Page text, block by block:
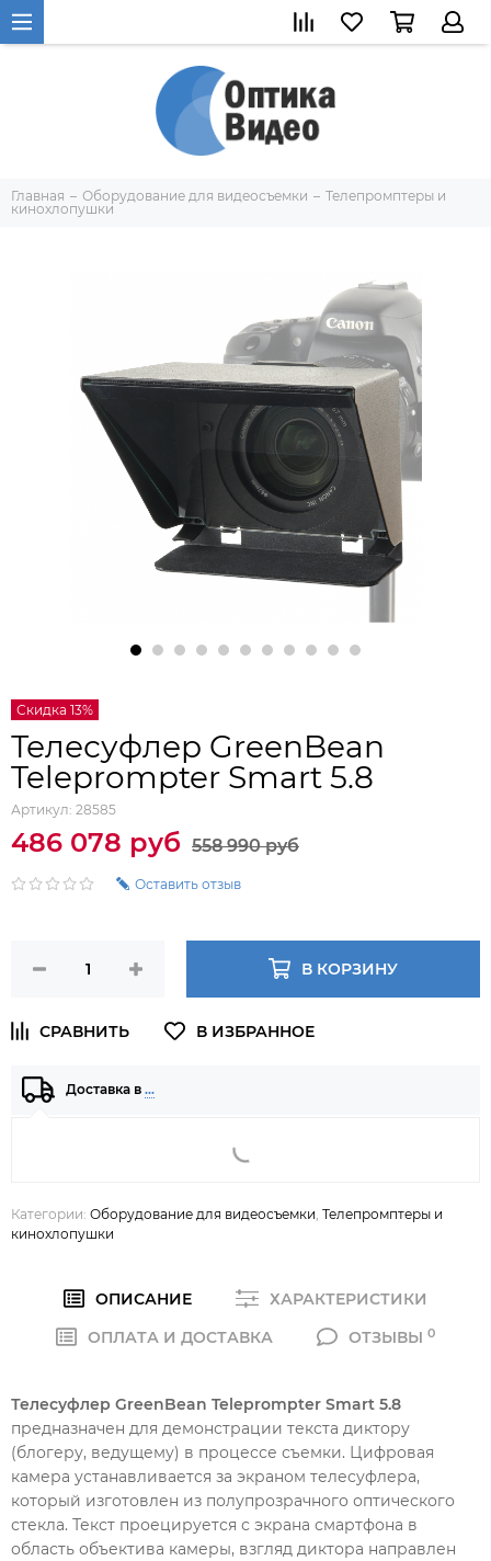
Главная Оборудование для видеосъемки
Телепромптеры и
кинохлопушки
Скидка 13%
Телесуфлер GreenBean
Teleprompter Smart 5.8
Артикул: 28585
486 078 руб 558 990 руб
Оставить отзыв
В КОРЗИНУ
Доставка в …
Категории: Оборудование для видеосъемки Телепромптеры и
кинохлопушки
ОПИСАНИЕ
ХАРАКТЕРИСТИКИ
ОПЛАТА И ДОСТАВКА
ОТЗЫВЫ 0
Телесуфлер GreenBean Teleprompter Smart 5.8
предназначен для демонстрации текста диктору
(блогеру, ведущему) в процессе съемки. Цифровая
камера устанавливается за экраном телесуфлера,
который изготовлен из полупрозрачного оптического
стекла. Текст проецируется с экрана смартфона в
область объектива камеры, взгляд диктора направлен